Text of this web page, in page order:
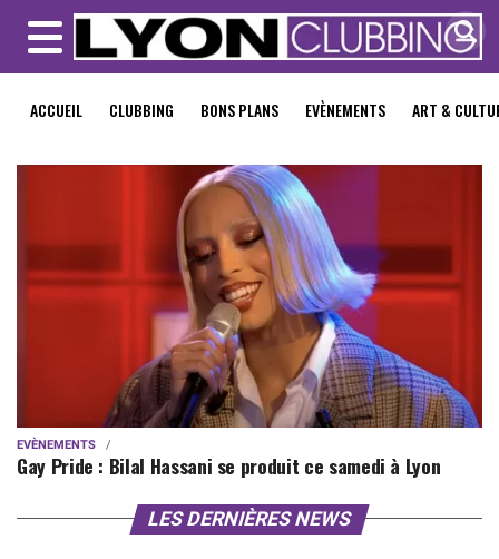
MENU
ACCUEIL CLUBBING BONS PLANS EVÈNEMENTS ART &
EVÈNEMENTS
Gay Pride : Bilal Hassani se produit ce samedi à Lyon
LES DERNIÈRES NEWS